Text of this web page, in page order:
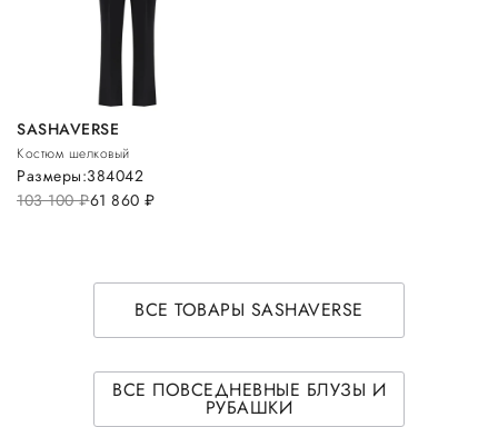
SASHAVERSE
Костюм шелковый
103 100руб.61 860 руб.
Размеры:384042
ВСЕ ТОВАРЫ SASHAVERSE
ВСЕ ПОВСЕДНЕВНЫЕ БЛУЗЫ И
РУБАШКИ